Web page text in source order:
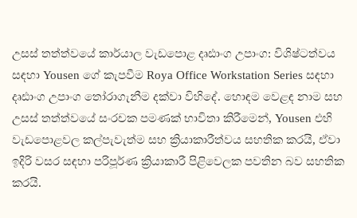
උසස් තත්ත්වයේ කාර්යාල වැඩපොළ දෘඪාංග උපාංග: විශිෂ්ටත්වය
සඳහා Yousen ගේ කැපවීම Roya Office Workstation Series සඳහා
දෘඪාංග උපාංග තෝරාගැනීම දක්වා විහිදේ. හොඳම වෙළඳ නාම සහ
උසස් තත්ත්වයේ සංරචක පමණක් භාවිතා කිරීමෙන්, Yousen එහි
වැඩපොළවල කල්පැවැත්ම සහ ක්‍රියාකාරීත්වය සහතික කරයි, ඒවා
ඉදිරි වසර සඳහා පරිපූර්ණ ක්‍රියාකාරී පිළිවෙලක පවතින බව සහතික
කරයි.